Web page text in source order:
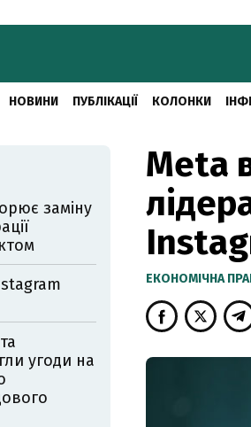
НОВИНИ ПУБЛІКАЦІЇ КОЛОНКИ
Meta
ЕКОНОМІЧНА
заміну
угоди на